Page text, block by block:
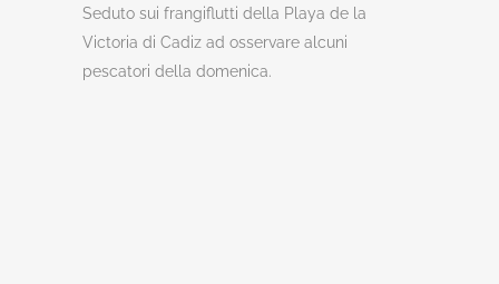
Seduto sui frangiflutti della Playa de la
Victoria di Cadiz ad osservare alcuni
pescatori della domenica.